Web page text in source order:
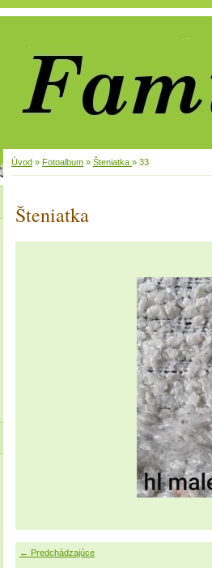
Úvod » Fotoalbum » Šteniatka » 33
Šteniatka
← Predchádzajúce